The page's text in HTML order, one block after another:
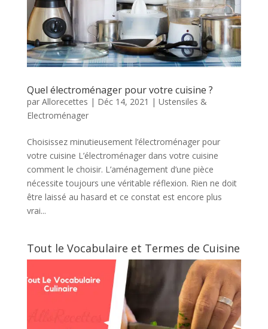
Quel électroménager pour votre cuisine ?
par Allorecettes | Déc 14, 2021 | Ustensiles &
Electroménager
Choisissez minutieusement l’électroménager pour
votre cuisine L’électroménager dans votre cuisine
comment le choisir. L’aménagement d’une pièce
nécessite toujours une véritable réflexion. Rien ne doit
être laissé au hasard et ce constat est encore plus
vrai...
Tout le Vocabulaire et Termes de Cuisine